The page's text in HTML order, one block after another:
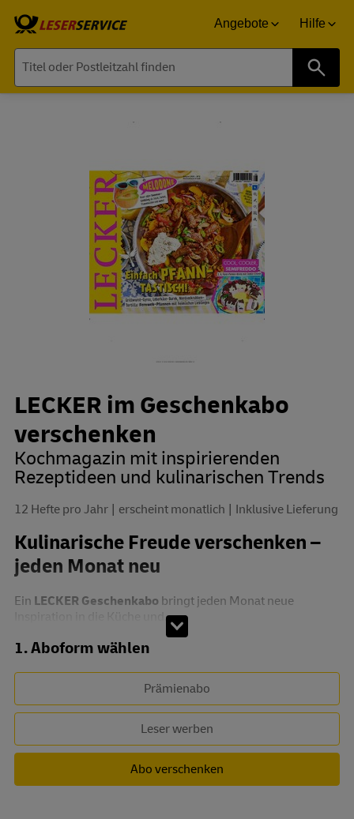
Angebote Hilfe
LECKER im Geschenkabo
verschenken
Kochmagazin mit inspirierenden
Rezeptideen und kulinarischen Trends
12 Hefte pro Jahr erscheint monatlich Inklusive Lieferung
Kulinarische Freude verschenken –
jeden Monat neu
Ein LECKER Geschenkabo bringt jeden Monat neue
Inspiration in die Küche und...
Abo zusammenstellen
1. Aboform wählen
Prämienabo
Leser werben
Abo verschenken